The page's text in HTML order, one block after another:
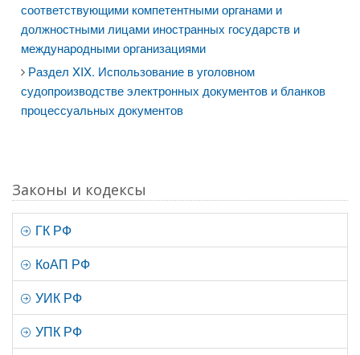
соответствующими компетентными органами и
должностными лицами иностранных государств и
международными организациями
Раздел XIX. Использование в уголовном
судопроизводстве электронных документов и бланков
процессуальных документов
Законы и кодексы
ГК РФ
КоАП РФ
УИК РФ
УПК РФ